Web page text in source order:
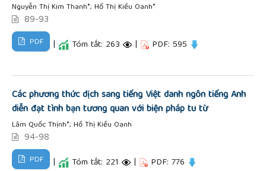
Nguyễn Thị Kim Thanh*; Hồ Thị Kiều Oanh*
89-93
PDF | Tóm tắt: 263 | PDF: 595
Các phương thức dịch sang tiếng Việt danh ngôn tiếng Anh
diễn đạt tình bạn tương quan với biện pháp tu từ
Lâm Quốc Thịnh*; Hồ Thị Kiều Oanh
94-98
PDF | Tóm tắt: 221 | PDF: 776